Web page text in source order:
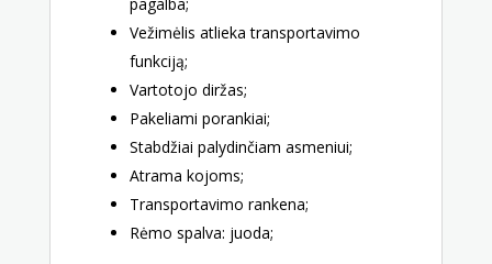
Vežimėlis atlieka transportavimo
funkciją;
Vartotojo diržas;
Pakeliami porankiai;
Stabdžiai palydinčiam asmeniui;
Atrama kojoms;
Transportavimo rankena;
Rėmo spalva: juoda;